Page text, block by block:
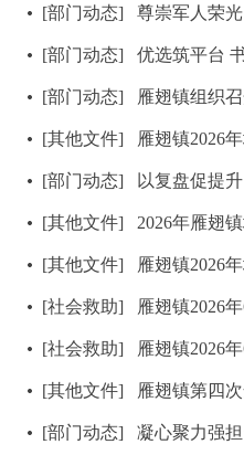
[部门动态] 尊崇军人荣光
[部门动态] 优选筑平台 书
[部门动态] 雁翅镇组织
[其他文件] 雁翅镇2026
[部门动态] 以复盘促提
[其他文件] 2026年雁翅
[其他文件] 雁翅镇2026
[社会救助] 雁翅镇2026
[社会救助] 雁翅镇2026
[其他文件] 雁翅镇第四
[部门动态] 凝心聚力强担